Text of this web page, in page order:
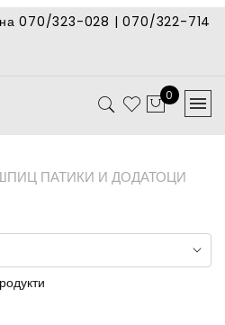
на 070/323-028 | 070/322-714
0
ПАТИКИ И ДОДАТОЦИ